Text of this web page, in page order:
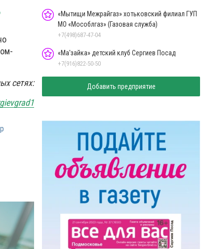
сетях:
«Мытищи Межрайгаз» хотьковский филиал ГУП
МО «Мособлгаз» (Газовая служба)
+7(498)687-47-04
«Ма'зайка» детский клуб Сергиев Посад
+7(916)822-50-50
Добавить предприятие